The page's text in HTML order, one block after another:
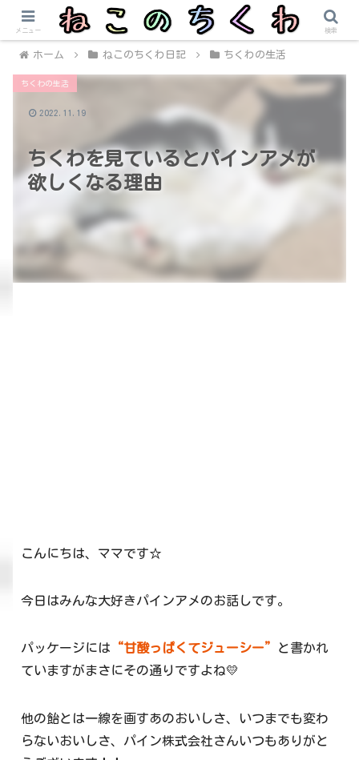
ホーム ねこのちくわ日記 ちくわの生活
ちくわを見ているとパインアメが
欲しくなる理由
ちくわの生活
2022.11.19
こんにちは、ママです☆
今日はみんな大好きパインアメのお話しです。
パッケージには “甘酸っぱくてジューシー”
と書かれ
ていますがまさにその通りですよね💛
他の飴とは一線を画すあのおいしさ、いつまでも変わ
らないおいしさ、パイン株式会社さんいつもありがと
メニュー 検索